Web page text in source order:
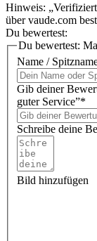
Hinweis:
über vaude.com
Du bewertest:
Du bewertest:
Name /
Gib deiner
guter Service”*
Schreibe deine
Bild hinzufügen